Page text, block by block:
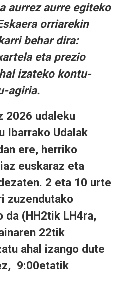
aurrez aurre egiteko
orriarekin
behar dira:
eta prezio
izateko kontu-
agiria.
2026 udaleku
Ibarrako Udalak
ere, herriko
euskaraz eta
2 eta 10 urte
zuzendutako
(HH2tik LH4ra,
22tik
ahal izango dute
9:00etatik